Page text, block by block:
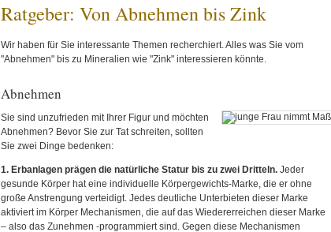
Ratgeber: Von Abnehmen bis Zink
Wir haben für Sie interessante Themen recherchiert. Alles was Sie vom
"Abnehmen" bis zu Mineralien wie "Zink" interessieren könnte.
Abnehmen
Sie sind unzufrieden mit Ihrer Figur und möchten
Abnehmen? Bevor Sie zur Tat schreiten, sollten
Sie zwei Dinge bedenken:
1. Erbanlagen prägen die natürliche Statur bis zu zwei Dritteln.Jeder
gesunde Körper hat eine individuelle Körpergewichts-Marke, die er ohne
große Anstrengung verteidigt. Jedes deutliche Unterbieten dieser Marke
aktiviert im Körper Mechanismen, die auf das Wiedererreichen dieser Marke
– also das Zunehmen -programmiert sind. Gegen diese Mechanismen